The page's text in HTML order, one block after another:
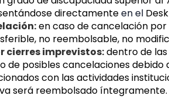
directamente en el
en caso de cancelación
no reembolsable, no
cierres imprevistos: dentro de
de posibles cancelaciones
con las actividades
será reembolsado íntegramente.